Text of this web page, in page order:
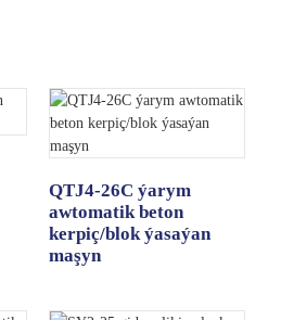
QTJ4-26C ýarym
awtomatik beton
kerpiç/blok ýasaýan
maşyn